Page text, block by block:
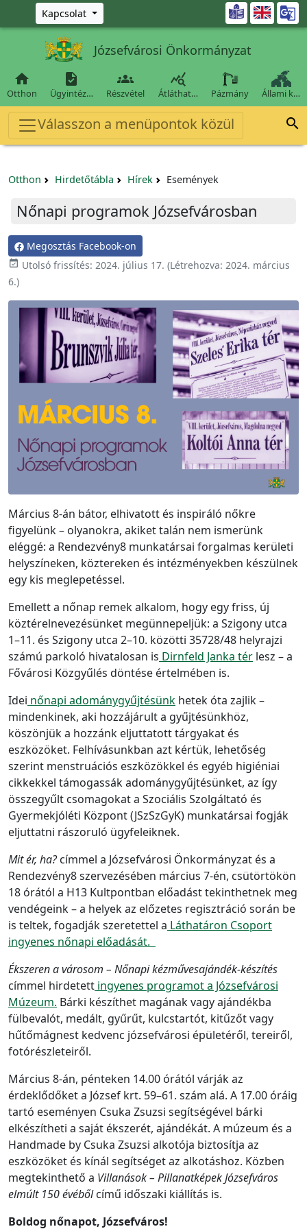
Ugrás a fő tartalomra
Kapcsolat 
Józsefvárosi Önkormányzat

Otthon

Ügyintéz…

Részvétel

Átláthat… Pázmány Állami k…
Válasszon a menüpontok közül 
Otthon Hirdetőtábla Hírek Események
Nőnapi programok Józsefvárosban
Megosztás Facebook-on
 Utolsó frissítés: 2024. július 17. (Létrehozva: 2024. március
6.)
Március 8-án bátor, elhivatott és inspiráló nőkre
figyelünk – olyanokra, akiket talán nem ismerünk
eléggé: a Rendezvény8 munkatársai forgalmas kerületi
helyszíneken, köztereken és intézményekben készülnek
egy kis meglepetéssel.
Emellett a nőnap remek alkalom, hogy egy friss, új
köztérelnevezésünket megünnepeljük: a Szigony utca
1–11. és Szigony utca 2–10. közötti 35728/48 helyrajzi
számú parkoló hivatalosan is Dirnfeld Janka tér lesz – a
Fővárosi Közgyűlés döntése értelmében is.
Idei nőnapi adománygyűjtésünk hetek óta zajlik –
mindenkinek, aki hozzájárult a gyűjtésünkhöz,
köszönjük a hozzánk eljuttatott tárgyakat és
eszközöket. Felhívásunkban azt kértük, lehetőség
szerint menstruációs eszközökkel és egyéb higiéniai
cikkekkel támogassák adománygyűjtésünket, az így
összegyűlt csomagokat a Szociális Szolgáltató és
Gyermekjóléti Központ (JSzSzGyK) munkatársai fogják
eljuttatni rászoruló ügyfeleiknek.
Mit ér, ha?címmel a Józsefvárosi Önkormányzat és a
Rendezvény8 szervezésében március 7-én, csütörtökön
18 órától a H13 Kultpontban előadást tekinthetnek meg
vendégeink – a helyek az előzetes regisztráció során be
is teltek, fogadják szeretettel a Láthatáron Csoport
ingyenes nőnapi előadását.
Ékszeren a városom – Nőnapi kézművesajándék-készítés
címmel hirdetett ingyenes programot a Józsefvárosi
Múzeum. Bárki készíthet magának vagy ajándékba
fülbevalót, medált, gyűrűt, kulcstartót, kitűzőt vagy
hűtőmágnest kedvenc józsefvárosi épületéről, tereiről,
fotórészleteiről.
Március 8-án, pénteken 14.00 órától várják az
érdeklődőketa József krt. 59–61. szám alá. A 17.00 óráig
tartó eseményen Csuka Zsuzsi segítségével bárki
elkészítheti a saját ékszerét, ajándékát. A múzeum és a
Handmade by Csuka Zsuzsi alkotója biztosítja az
eszközöket és kínál segítséget az alkotáshoz. Közben
megtekinthető a Villanások – Pillanatképek Józsefváros
elmúlt 150 évébőlcímű időszaki kiállítás is.
Boldog nőnapot, Józsefváros!